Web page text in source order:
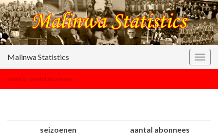
Malinwa Statistics
extra’s > aantal abonnees
seizoenen aantal abonnees